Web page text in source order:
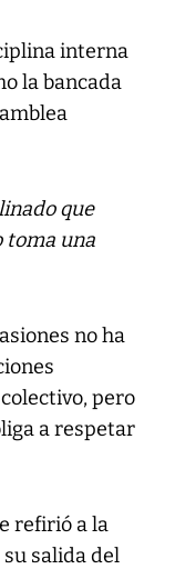
interna
la bancada
que
toma una
no ha
pero
a respetar
refirió a la
salida del